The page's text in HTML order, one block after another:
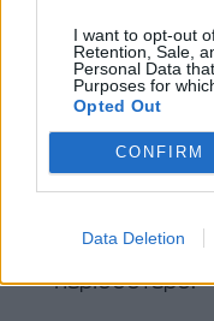
I want to opt-out
Retention, Sale,
Personal Data
Purposes for
Opted Out
CONFIRM
Data Deletion
λοιπόν την
σνακ σας
το. Ένας κύβος
δεν
όσο αν ήταν
δείτε πως θα
περισσότερο.